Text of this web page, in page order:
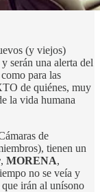
(y viejos)
serán una alerta del
para las
de quiénes, muy
la vida humana
de
tienen un
, MORENA,
no se veía y
que irán al unísono